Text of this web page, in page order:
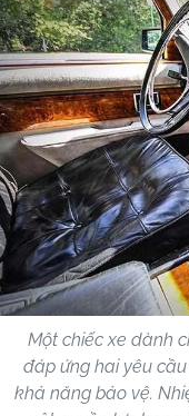
Một chiếc xe dành
đáp ứng hai yêu
khả năng bảo vệ.